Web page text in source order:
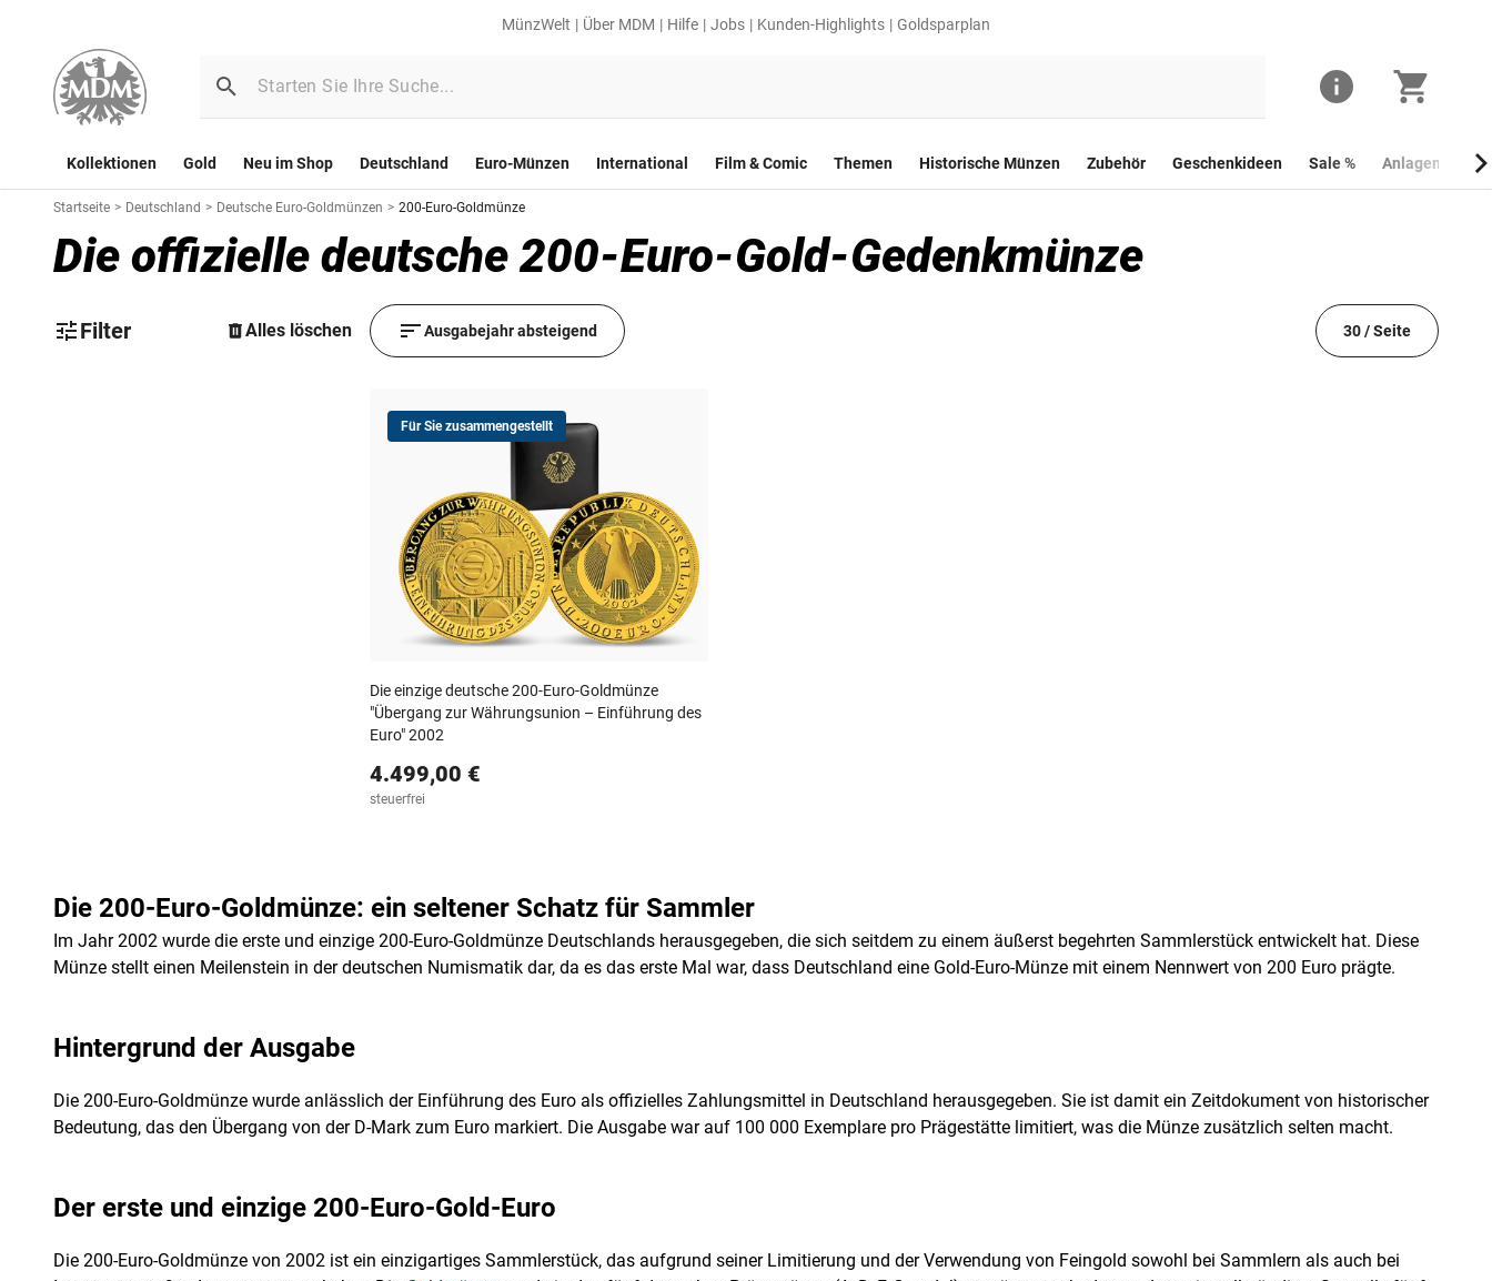
MünzWelt Über MDM Hilfe Jobs Kunden-Highlights Goldsparplan
Kollektionen Gold Neu im Shop Deutschland Euro-Münzen International Film & Comic Themen Historische Münzen Zubehör Geschenkideen Sale % Anlagemünzen
Startseite > Deutschland > Deutsche Euro-Goldmünzen > 200-Euro-Goldmünze
Die offizielle deutsche 200-Euro-Gold-Gedenkmünze
Filter Alles löschen Ausgabejahr absteigend 30 / Seite
Für Sie zusammengestellt
Die einzige deutsche 200-Euro-Goldmünze
"Übergang zur Währungsunion – Einführung des
Euro" 2002
4.499,00 €
steuerfrei
Die 200-Euro-Goldmünze: ein seltener Schatz für Sammler
Im Jahr 2002 wurde die erste und einzige 200-Euro-Goldmünze Deutschlands herausgegeben, die sich seitdem zu einem äußerst begehrten Sammlerstück entwickelt hat. Diese
Münze stellt einen Meilenstein in der deutschen Numismatik dar, da es das erste Mal war, dass Deutschland eine Gold-Euro-Münze mit einem Nennwert von 200 Euro prägte.
Hintergrund der Ausgabe
Die 200-Euro-Goldmünze wurde anlässlich der Einführung des Euro als offizielles Zahlungsmittel in Deutschland herausgegeben. Sie ist damit ein Zeitdokument von historischer
Bedeutung, das den Übergang von der D-Mark zum Euro markiert. Die Ausgabe war auf 100 000 Exemplare pro Prägestätte limitiert, was die Münze zusätzlich selten macht.
Der erste und einzige 200-Euro-Gold-Euro
Die 200-Euro-Goldmünze von 2002 ist ein einzigartiges Sammlerstück, das aufgrund seiner Limitierung und der Verwendung von Feingold sowohl bei Sammlern als auch bei